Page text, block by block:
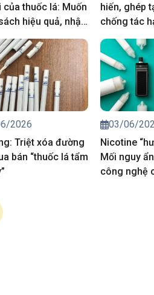
của thuốc lá: Muốn
hiệu quả, nhận
thay đổi trước
hiến, ghép
chống tác
từ thực tiễn
2026
Triệt xóa đường
bán “thuốc lá tẩm
03/06/
Nicotine
Mối nguy
công nghệ